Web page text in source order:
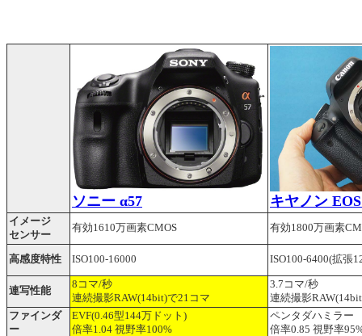
ソニー α57 キヤノン
イメージ
センサー
有効1610万画素CMOS 有効1800万画素
高感度特性 ISO100-16000 ISO100-6400(拡張
連写性能
8コマ/秒
連続撮影RAW(14bit)で21コマ
3.7コマ/秒
連続撮影
ファインダ
ー
EVF(0.46型144万ドット)
倍率1.04 視野率100%
ペンタダハミラー
倍率0.85 視野率